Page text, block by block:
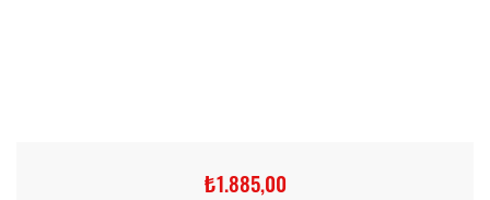
₺1.885,00